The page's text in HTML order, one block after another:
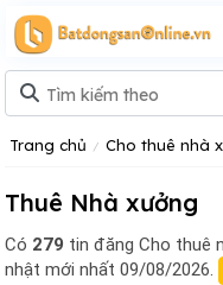
Trang chủ Cho thuê nhà
Thuê Nhà xưởng
Có 279 tin đăng Cho thuê
nhật mới nhất 09/08/2026.